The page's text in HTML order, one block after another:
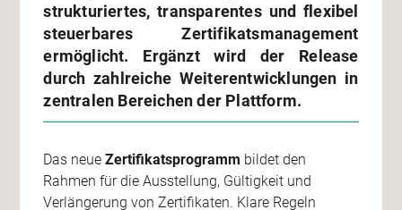
strukturiertes, transparentes und flexibel
steuerbares Zertifikatsmanagement
ermöglicht. Ergänzt wird der Release
durch zahlreiche Weiterentwicklungen in
zentralen Bereichen der Plattform.
Das neueZertifikatsprogramm bildet den
Rahmen für die Ausstellung, Gültigkeit und
Verlängerung von Zertifikaten. Klare Regeln